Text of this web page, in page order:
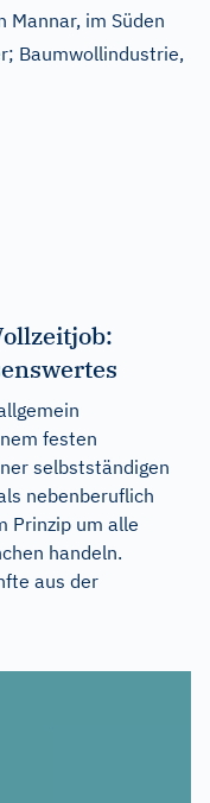
Mannar, im Süden
Baumwollindustrie,
festen
selbstständigen
nebenberuflich
Prinzip um alle
handeln.
aus der